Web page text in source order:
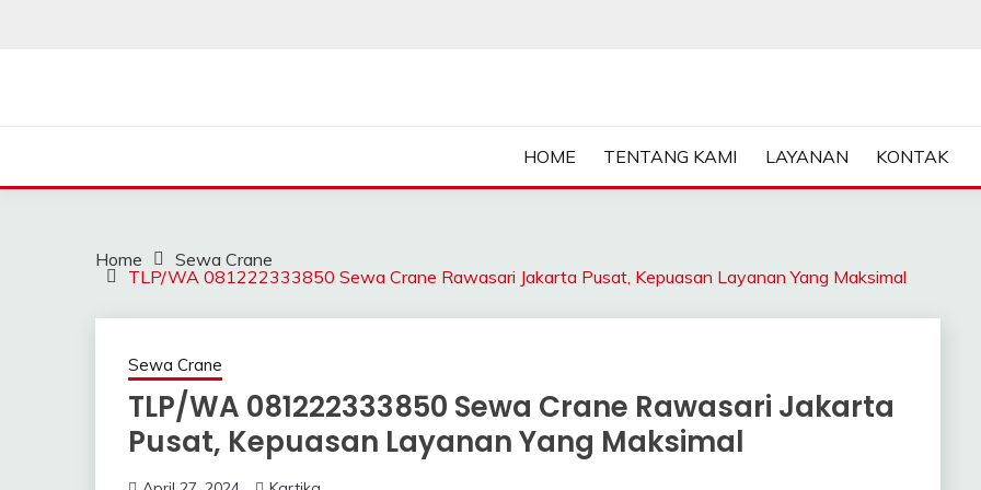
HOME TENTANG KAMI LAYANAN KONTAK
Home
Sewa Crane
TLP/WA 081222333850 Sewa Crane Rawasari Jakarta Pusat, Kepuasan Layanan Yang Maksimal
Sewa Crane
TLP/WA 081222333850 Sewa Crane Rawasari Jakarta
Pusat, Kepuasan Layanan Yang Maksimal